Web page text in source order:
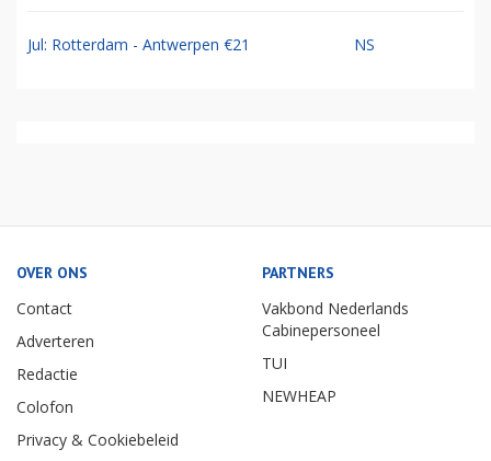
Jul: Rotterdam - Antwerpen €21 NS
OVER ONS
Contact
Adverteren
Redactie
Colofon
Privacy & Cookiebeleid
PARTNERS
Vakbond Nederlands
Cabinepersoneel
TUI
NEWHEAP